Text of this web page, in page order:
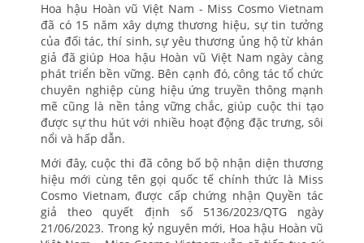
Hoa hậu Hoàn vũ Việt Nam - Miss Cosmo Vietnam
đã có 15 năm xây dựng thương hiệu, sự tin tưởng
của đối tác, thí sinh, sự yêu thương ủng hộ từ khán
giả đã giúp Hoa hậu Hoàn vũ Việt Nam ngày càng
phát triển bền vững. Bên cạnh đó, công tác tổ chức
chuyên nghiệp cùng hiệu ứng truyền thông mạnh
mẽ cũng là nền tảng vững chắc, giúp cuộc thi tạo
được sự thu hút với nhiều hoạt động đặc trưng, sôi
nổi và hấp dẫn.
Mới đây, cuộc thi đã công bố bộ nhận diện thương
hiệu mới cùng tên gọi quốc tế chính thức là Miss
Cosmo Vietnam, được cấp chứng nhận Quyền tác
giả theo quyết định số 5136/2023/QTG ngày
21/06/2023. Trong kỷ nguyên mới, Hoa hậu Hoàn vũ